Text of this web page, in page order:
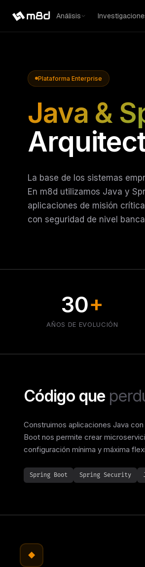
Análisis
Plataforma Enterprise
Java &
La base de los sistemas
En m8d utilizamos Java y
aplicaciones de misión
con seguridad de nivel
30+
AÑOS DE EVOLUCIÓN
Código que
Construimos aplicaciones Java
Boot nos permite crear
configuración mínima y máxima
Spring Boot Spring Security